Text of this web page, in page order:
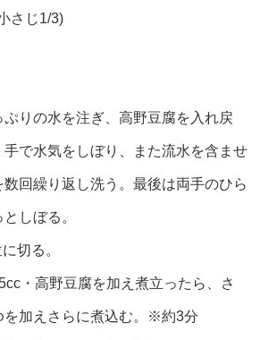
さじ1/3)
りの水を注ぎ、高野豆腐を入れ戻
手で水気をしぼり、また流水を含ませ
数回繰り返し洗う。最後は両手のひら
しぼる。
切る。
・高野豆腐を加え煮立ったら、さ
を加えさらに煮込む。※約3分